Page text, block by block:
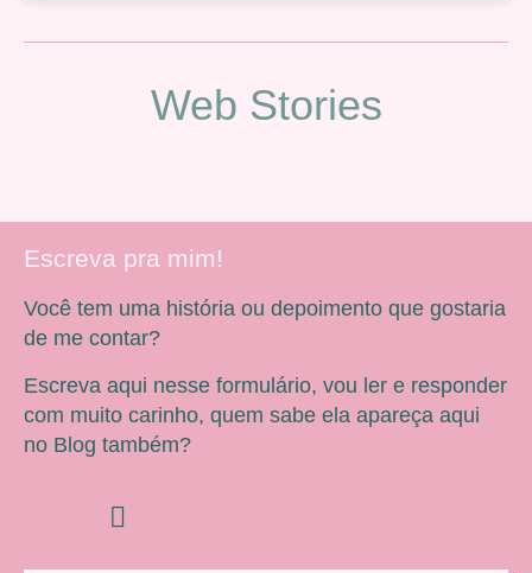
Web Stories
Escreva pra mim!
Você tem uma história ou depoimento que gostaria
de me contar?
Escreva aqui nesse formulário, vou ler e responder
com muito carinho, quem sabe ela apareça aqui
no Blog também?